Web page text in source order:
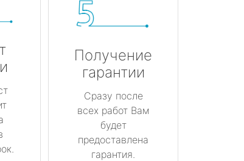
Получение
гарантии
Сразу после
всех работ Вам
будет
предоставлена
гарантия.